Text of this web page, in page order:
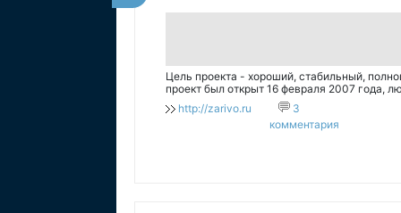
Цель проекта - хороший, стабильный,
проект был открыт 16 февраля 2007 года,
момента ее появления.
http://zarivo.ru
3
комментария